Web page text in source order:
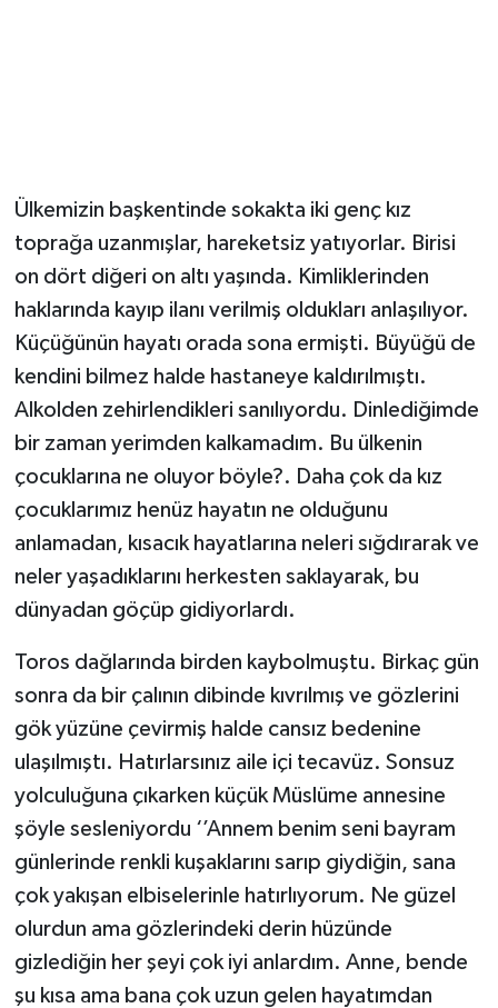
Ülkemizin başkentinde sokakta iki genç kız
toprağa uzanmışlar, hareketsiz yatıyorlar. Birisi
on dört diğeri on altı yaşında. Kimliklerinden
haklarında kayıp ilanı verilmiş oldukları anlaşılıyor.
Küçüğünün hayatı orada sona ermişti. Büyüğü de
kendini bilmez halde hastaneye kaldırılmıştı.
Alkolden zehirlendikleri sanılıyordu. Dinlediğimde
bir zaman yerimden kalkamadım. Bu ülkenin
çocuklarına ne oluyor böyle?. Daha çok da kız
çocuklarımız henüz hayatın ne olduğunu
anlamadan, kısacık hayatlarına neleri sığdırarak ve
neler yaşadıklarını herkesten saklayarak, bu
dünyadan göçüp gidiyorlardı.
Toros dağlarında birden kaybolmuştu. Birkaç gün
sonra da bir çalının dibinde kıvrılmış ve gözlerini
gök yüzüne çevirmiş halde cansız bedenine
ulaşılmıştı. Hatırlarsınız aile içi tecavüz. Sonsuz
yolculuğuna çıkarken küçük Müslüme annesine
şöyle sesleniyordu ‘’Annem benim seni bayram
günlerinde renkli kuşaklarını sarıp giydiğin, sana
çok yakışan elbiselerinle hatırlıyorum. Ne güzel
olurdun ama gözlerindeki derin hüzünde
gizlediğin her şeyi çok iyi anlardım. Anne, bende
şu kısa ama bana çok uzun gelen hayatımdan